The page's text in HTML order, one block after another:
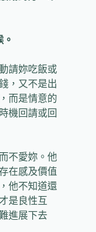
請妳吃飯或
，又不是出
而是情意的
機回請或回
不愛妳。他
在感及價值
他不知道還
是良性互
進展下去